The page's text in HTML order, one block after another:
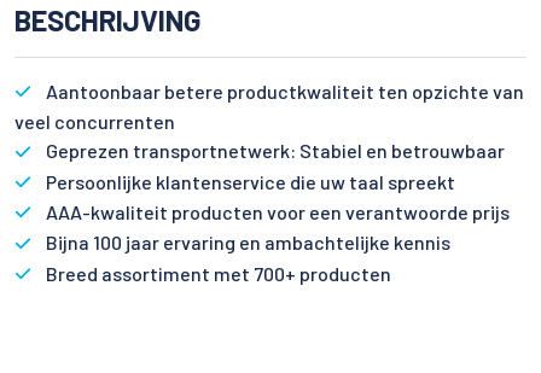
BESCHRIJVING
Aantoonbaar betere productkwaliteit ten opzichte van
veel concurrenten
Geprezen transportnetwerk: Stabiel en betrouwbaar
Persoonlijke klantenservice die uw taal spreekt
AAA-kwaliteit producten voor een verantwoorde prijs
Bijna 100 jaar ervaring en ambachtelijke kennis
Breed assortiment met 700+ producten